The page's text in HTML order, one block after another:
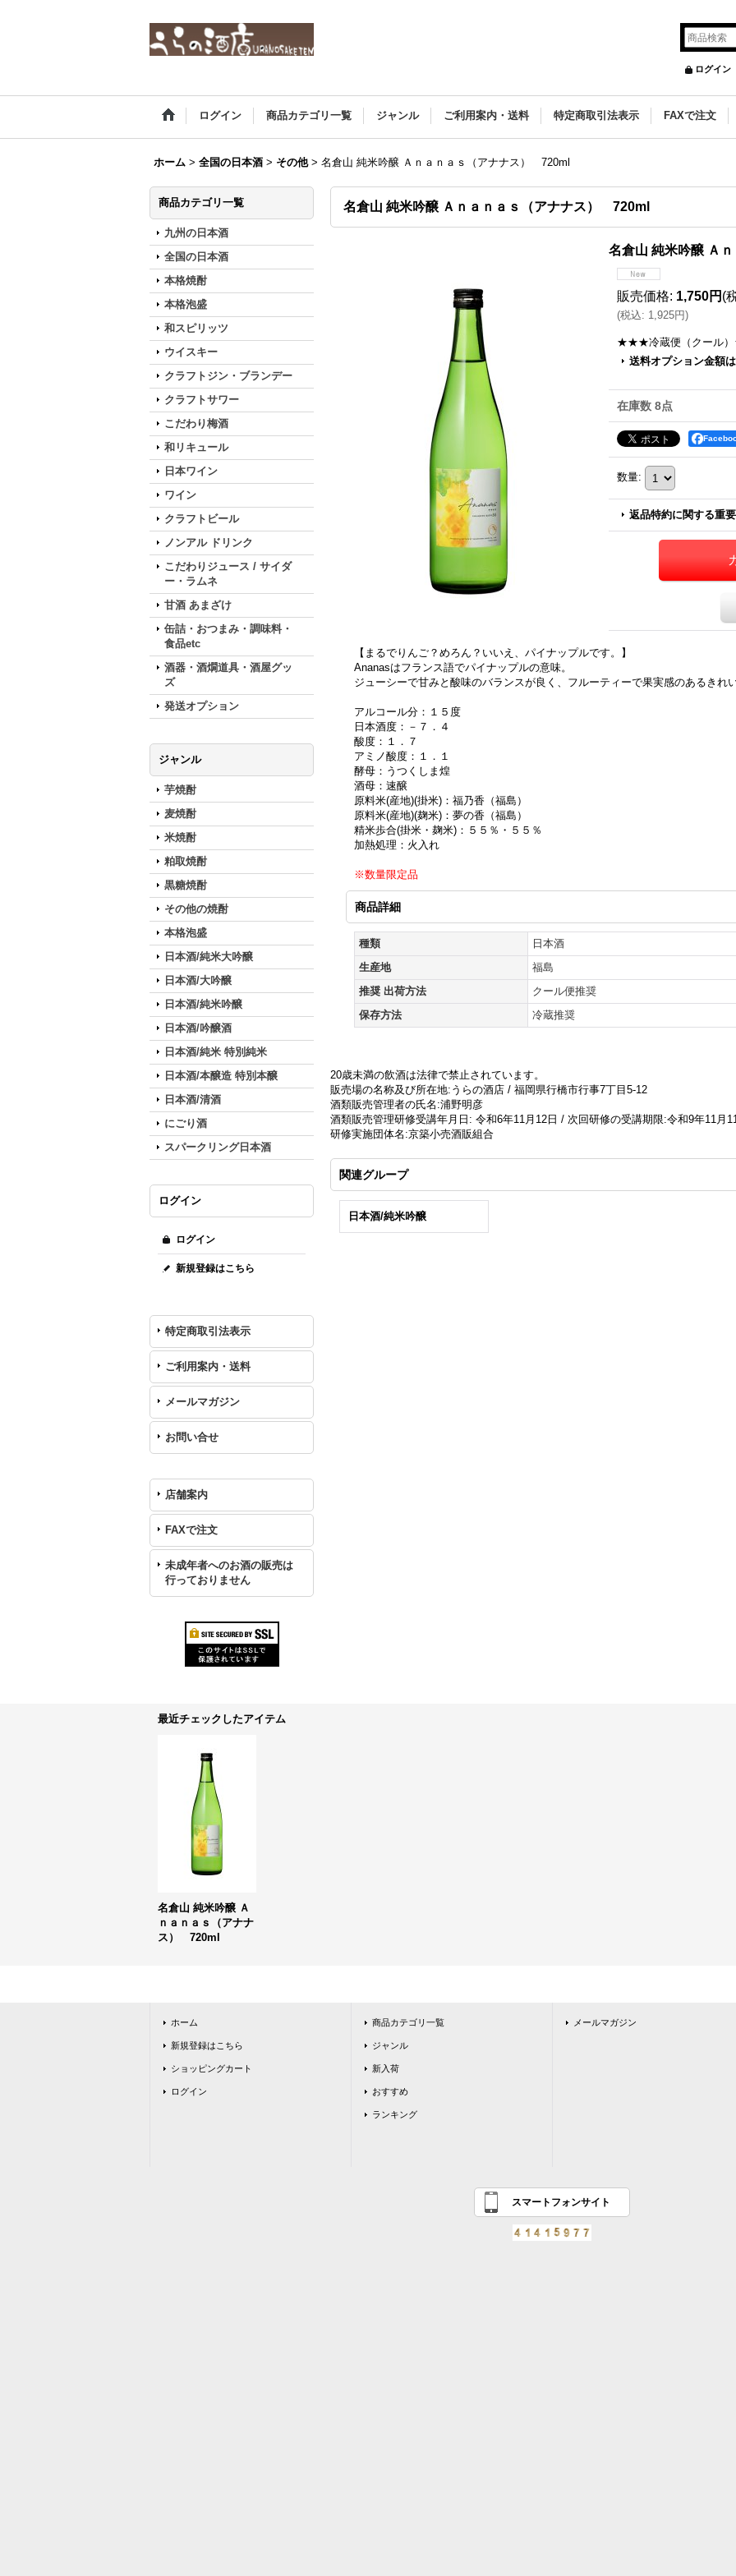
ログイン
ログイン 商品カテゴリ一覧 ジャンル ご利用案内・送料 特定商取引法表示 FAXで注文
ホーム > 全国の日本酒 > その他 > 名倉山 純米吟醸 Ａｎａｎａｓ（アナナス） 720ml
商品カテゴリ一覧
九州の日本酒
全国の日本酒
本格焼酎
本格泡盛
和スピリッツ
ウイスキー
クラフトジン・ブランデー
クラフトサワー
こだわり梅酒
和リキュール
日本ワイン
ワイン
クラフトビール
ノンアル ドリンク
こだわりジュース / サイダ
ー・ラムネ
甘酒 あまざけ
缶詰・おつまみ・調味料・
食品etc
酒器・酒燗道具・酒屋グッ
ズ
発送オプション
ジャンル
芋焼酎
麦焼酎
米焼酎
粕取焼酎
黒糖焼酎
その他の焼酎
本格泡盛
日本酒/純米大吟醸
日本酒/大吟醸
日本酒/純米吟醸
日本酒/吟醸酒
日本酒/純米 特別純米
日本酒/本醸造 特別本醸
日本酒/清酒
にごり酒
スパークリング日本酒
ログイン
ログイン
新規登録はこちら
特定商取引法表示
ご利用案内・送料
メールマガジン
お問い合せ
店舗案内
FAXで注文
未成年者へのお酒の販売は
行っておりません
名倉山 純米吟醸 Ａｎａｎａｓ（アナナス） 720ml
名倉山 純米吟醸 Ａ
販売価格: 1,750円 (
(税込: 1,925円)
★★★冷蔵便（クール
送料オプション金額
在庫数 8点
数量:
返品特約に関する重
【まるでりんご？めろん？いいえ、パイナップルです。】
Ananasはフランス語でパイナップルの意味。
ジューシーで甘みと酸味のバランスが良く、フルーティーで果実感のあるきれ
アルコール分：１５度
日本酒度：－７．４
酸度：１．７
アミノ酸度：１．１
酵母：うつくしま煌
酒母：速醸
原料米(産地)(掛米)：福乃香（福島）
原料米(産地)(麹米)：夢の香（福島）
精米歩合(掛米・麹米)：５５％・５５％
加熱処理：火入れ
※数量限定品
商品詳細
種類
日本酒
生産地
福島
推奨 出荷方法
クール便推奨
保存方法
冷蔵推奨
20歳未満の飲酒は法律で禁止されています。
販売場の名称及び所在地:うらの酒店 / 福岡県行橋市行事7丁目5-12
酒類販売管理者の氏名:浦野明彦
酒類販売管理研修受講年月日: 令和6年11月12日 / 次回研修の受講期限:令和9年11月
研修実施団体名:京築小売酒販組合
関連グループ
日本酒/純米吟醸
最近チェックしたアイテム
名倉山 純米吟醸 Ａ
ｎａｎａｓ（アナナ
ス） 720ml
ホーム
新規登録はこちら
ショッピングカート
ログイン
商品カテゴリ一覧
ジャンル
新入荷
おすすめ
ランキング
メールマガジン
スマートフォンサイト